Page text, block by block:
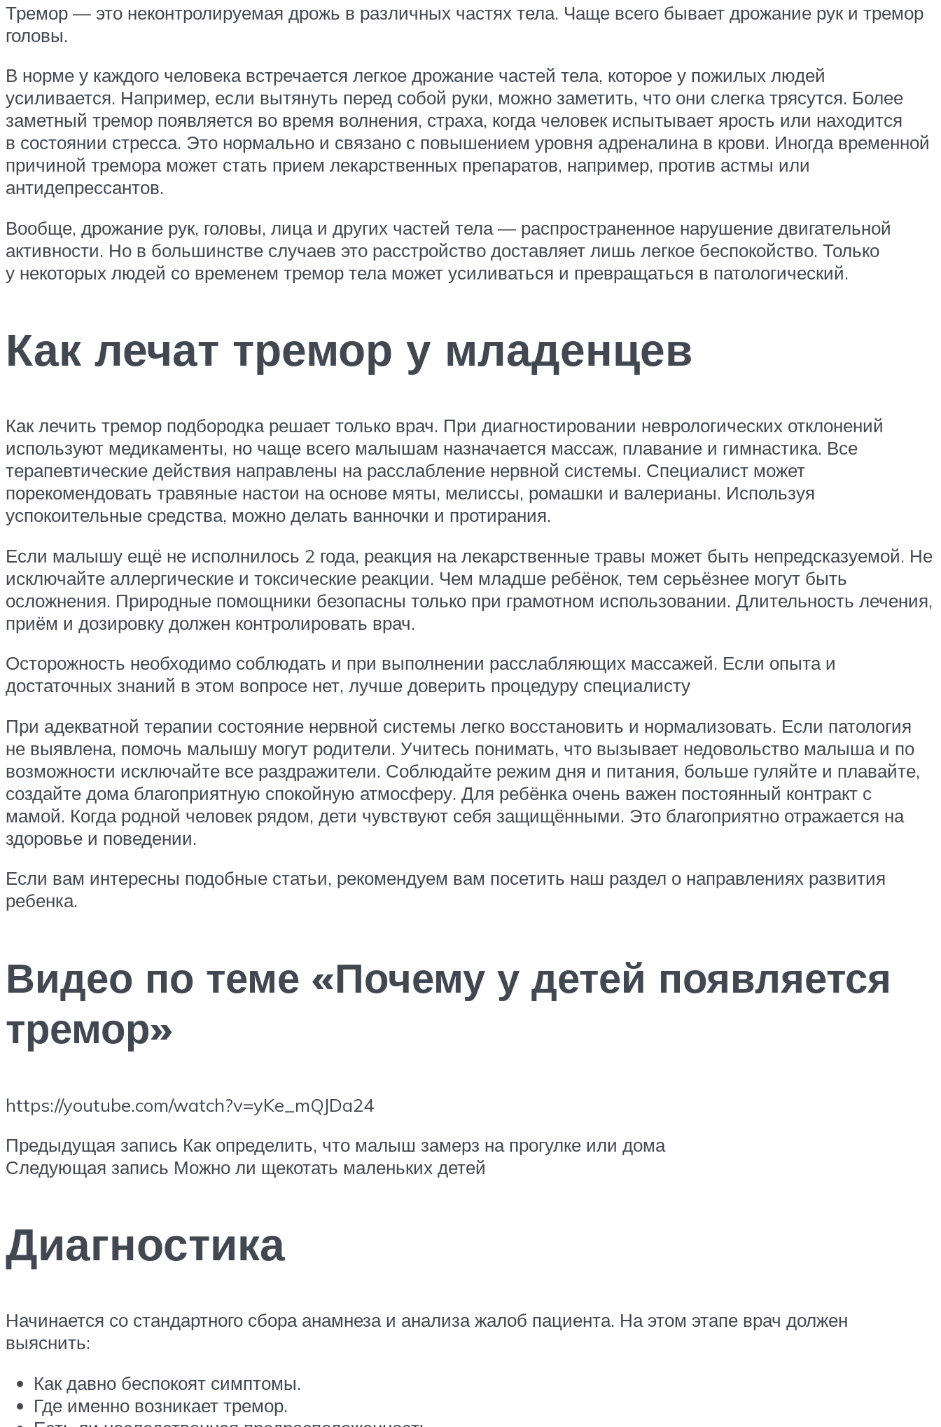
Тремор — это неконтролируемая дрожь в различных частях тела. Чаще всего бывает дрожание рук и тремор
головы.
В норме у каждого человека встречается легкое дрожание частей тела, которое у пожилых людей
усиливается. Например, если вытянуть перед собой руки, можно заметить, что они слегка трясутся. Более
заметный тремор появляется во время волнения, страха, когда человек испытывает ярость или находится
в состоянии стресса. Это нормально и связано с повышением уровня адреналина в крови. Иногда временной
причиной тремора может стать прием лекарственных препаратов, например, против астмы или
антидепрессантов.
Вообще, дрожание рук, головы, лица и других частей тела — распространенное нарушение двигательной
активности. Но в большинстве случаев это расстройство доставляет лишь легкое беспокойство. Только
у некоторых людей со временем тремор тела может усиливаться и превращаться в патологический.
Как лечат тремор у младенцев
Как лечить тремор подбородка решает только врач. При диагностировании неврологических отклонений
используют медикаменты, но чаще всего малышам назначается массаж, плавание и гимнастика. Все
терапевтические действия направлены на расслабление нервной системы. Специалист может
порекомендовать травяные настои на основе мяты, мелиссы, ромашки и валерианы. Используя
успокоительные средства, можно делать ванночки и протирания.
Если малышу ещё не исполнилось 2 года, реакция на лекарственные травы может быть непредсказуемой. Не
исключайте аллергические и токсические реакции. Чем младше ребёнок, тем серьёзнее могут быть
осложнения. Природные помощники безопасны только при грамотном использовании. Длительность лечения,
приём и дозировку должен контролировать врач.
Осторожность необходимо соблюдать и при выполнении расслабляющих массажей. Если опыта и
достаточных знаний в этом вопросе нет, лучше доверить процедуру специалисту
При адекватной терапии состояние нервной системы легко восстановить и нормализовать. Если патология
не выявлена, помочь малышу могут родители. Учитесь понимать, что вызывает недовольство малыша и по
возможности исключайте все раздражители. Соблюдайте режим дня и питания, больше гуляйте и плавайте,
создайте дома благоприятную спокойную атмосферу. Для ребёнка очень важен постоянный контракт с
мамой. Когда родной человек рядом, дети чувствуют себя защищёнными. Это благоприятно отражается на
здоровье и поведении.
Если вам интересны подобные статьи, рекомендуем вам посетить наш раздел о направлениях развития
ребенка.
Видео по теме «Почему у детей появляется
тремор»
https://youtube.com/watch?v=yKe_mQJDa24
Предыдущая запись Как определить, что малыш замерз на прогулке или дома
Следующая запись Можно ли щекотать маленьких детей
Диагностика
Начинается со стандартного сбора анамнеза и анализа жалоб пациента. На этом этапе врач должен
выяснить:
Как давно беспокоят симптомы.
Где именно возникает тремор.